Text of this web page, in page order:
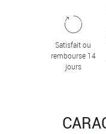
Satisfait ou
remboursé 14
jours